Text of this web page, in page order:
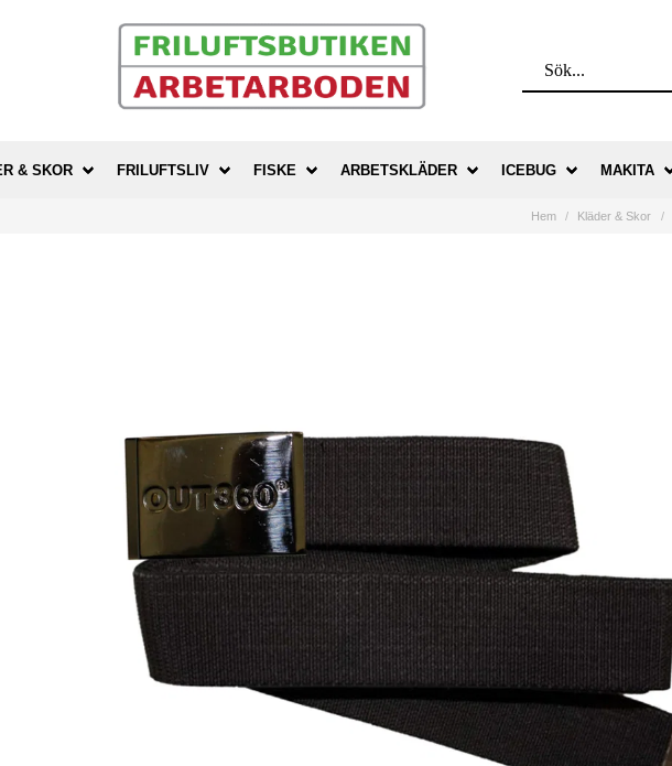
& SKOR FRILUFTSLIV FISKE ARBETSKLÄDER ICEBUG MAKITA
Hem Kläder & Skor